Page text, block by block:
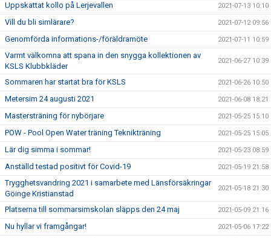
Uppskattat kollo på Lerjevallen 2021-07-13 10:10
Vill du bli simlärare? 2021-07-12 09:56
Genomförda informations-/föräldramöte 2021-07-11 10:59
Varmt välkomna att spana in den snygga kollektionen av
KSLS Klubbkläder
2021-06-27 10:39
Sommaren har startat bra för KSLS 2021-06-26 10:50
Metersim 24 augusti 2021 2021-06-08 18:21
Mastersträning för nybörjare 2021-05-25 15:10
POW - Pool Open Water träning Teknikträning 2021-05-25 15:05
Lär dig simma i sommar! 2021-05-23 08:59
Anställd testad positivt för Covid-19 2021-05-19 21:58
Trygghetsvandring 2021 i samarbete med Länsförsäkringar
Göinge Kristianstad
2021-05-18 21:30
Platserna till sommarsimskolan släpps den 24 maj 2021-05-09 21:16
Nu hyllar vi framgångar! 2021-05-06 17:22